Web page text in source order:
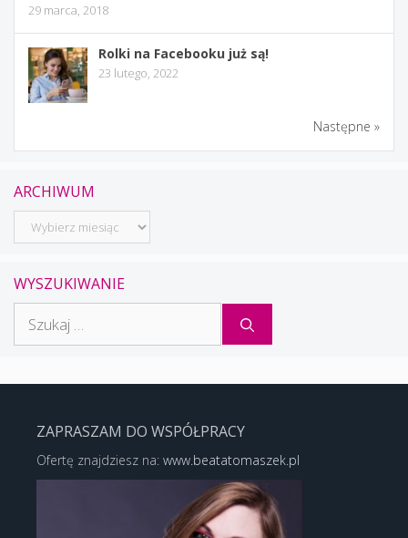
29 marca, 2018
Rolki na Facebooku już są!
23 lutego, 2022
Następne »
ARCHIWUM
Archiwum
WYSZUKIWANIE
ZAPRASZAM DO WSPÓŁPRACY
Ofertę znajdziesz na: www.beatatomaszek.pl